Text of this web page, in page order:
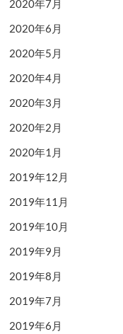
2020年7月
2020年6月
2020年5月
2020年4月
2020年3月
2020年2月
2020年1月
2019年12月
2019年11月
2019年10月
2019年9月
2019年8月
2019年7月
2019年6月